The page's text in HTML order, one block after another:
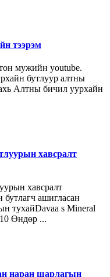
тээрэм
мужийн youtube.
бутлуур алтны
Алтны бичил уурхайн
хавсралт
хавсралт
бутлагч ашигласан
тухайDavaa s Mineral
Өндөр ...
наран шарлагын